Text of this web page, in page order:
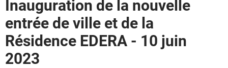
Inauguration de la nouvelle
entrée de ville et de la
Résidence EDERA - 10 juin
2023